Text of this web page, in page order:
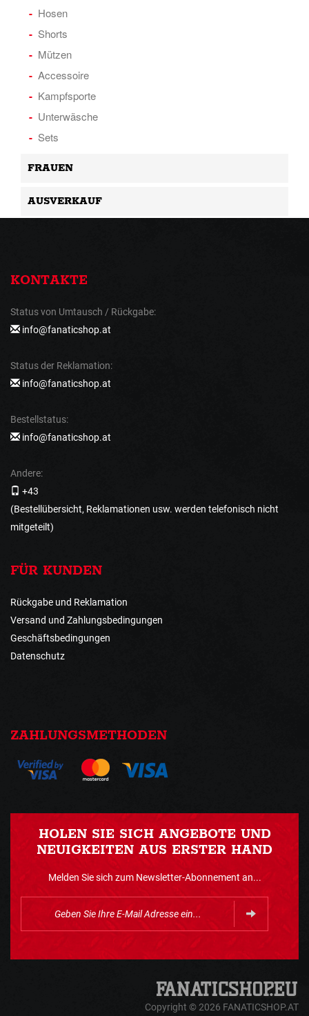
Hosen
Shorts
Mützen
Accessoire
Kampfsporte
Unterwäsche
Sets
FRAUEN
AUSVERKAUF
KONTAKTE
Status von Umtausch / Rückgabe:
info@fanaticshop.at
Status der Reklamation:
info@fanaticshop.at
Bestellstatus:
info@fanaticshop.at
Andere:
+43
(Bestellübersicht, Reklamationen usw. werden telefonisch nicht
mitgeteilt)
FÜR KUNDEN
Rückgabe und Reklamation
Versand und Zahlungsbedingungen
Geschäftsbedingungen
Datenschutz
ZAHLUNGSMETHODEN
HOLEN SIE SICH ANGEBOTE UND
NEUIGKEITEN AUS ERSTER HAND
Melden Sie sich zum Newsletter-Abonnement an...
Copyright © 2026 FANATICSHOP.AT